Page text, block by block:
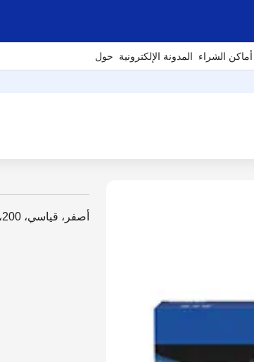
أماكن الشراء المدونة الإلكترونية حول
أصفر، قياسي، 1،200 صفحة تقريباً بالتوافق مع ISO/IEC 19798